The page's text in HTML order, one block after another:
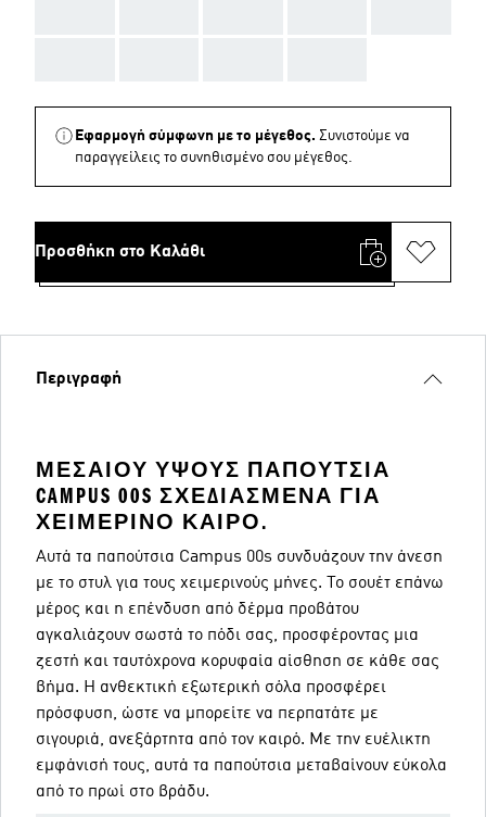
Εφαρμογή σύμφωνη με το μέγεθος. Συνιστούμε να
παραγγείλεις το συνηθισμένο σου μέγεθος.
Προσθήκη στο Καλάθι
Περιγραφή
ΜΕΣΑΊΟΥ ΎΨΟΥΣ ΠΑΠΟΎΤΣΙΑ
CAMPUS 00S ΣΧΕΔΙΑΣΜΈΝΑ ΓΙΑ
ΧΕΙΜΕΡΙΝΌ ΚΑΙΡΌ.
Αυτά τα παπούτσια Campus 00s συνδυάζουν την άνεση
με το στυλ για τους χειμερινούς μήνες. Το σουέτ επάνω
μέρος και η επένδυση από δέρμα προβάτου
αγκαλιάζουν σωστά το πόδι σας, προσφέροντας μια
ζεστή και ταυτόχρονα κορυφαία αίσθηση σε κάθε σας
βήμα. Η ανθεκτική εξωτερική σόλα προσφέρει
πρόσφυση, ώστε να μπορείτε να περπατάτε με
σιγουριά, ανεξάρτητα από τον καιρό. Με την ευέλικτη
εμφάνισή τους, αυτά τα παπούτσια μεταβαίνουν εύκολα
από το πρωί στο βράδυ.